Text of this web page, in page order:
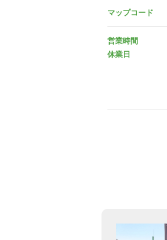
マップコード
営業時間
休業日